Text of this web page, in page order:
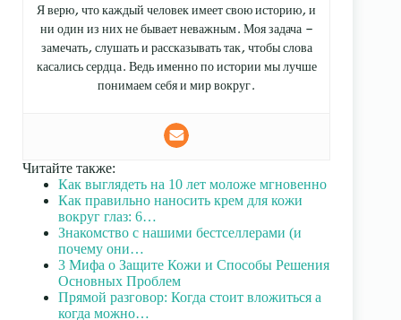
Я верю, что каждый человек имеет свою историю, и
ни один из них не бывает неважным. Моя задача —
замечать, слушать и рассказывать так, чтобы слова
касались сердца. Ведь именно по истории мы лучше
понимаем себя и мир вокруг.
Читайте также:
Как выглядеть на 10 лет моложе мгновенно
Как правильно наносить крем для кожи
вокруг глаз: 6…
Знакомство с нашими бестселлерами (и
почему они…
3 Мифа о Защите Кожи и Способы Решения
Основных Проблем
Прямой разговор: Когда стоит вложиться а
когда можно…